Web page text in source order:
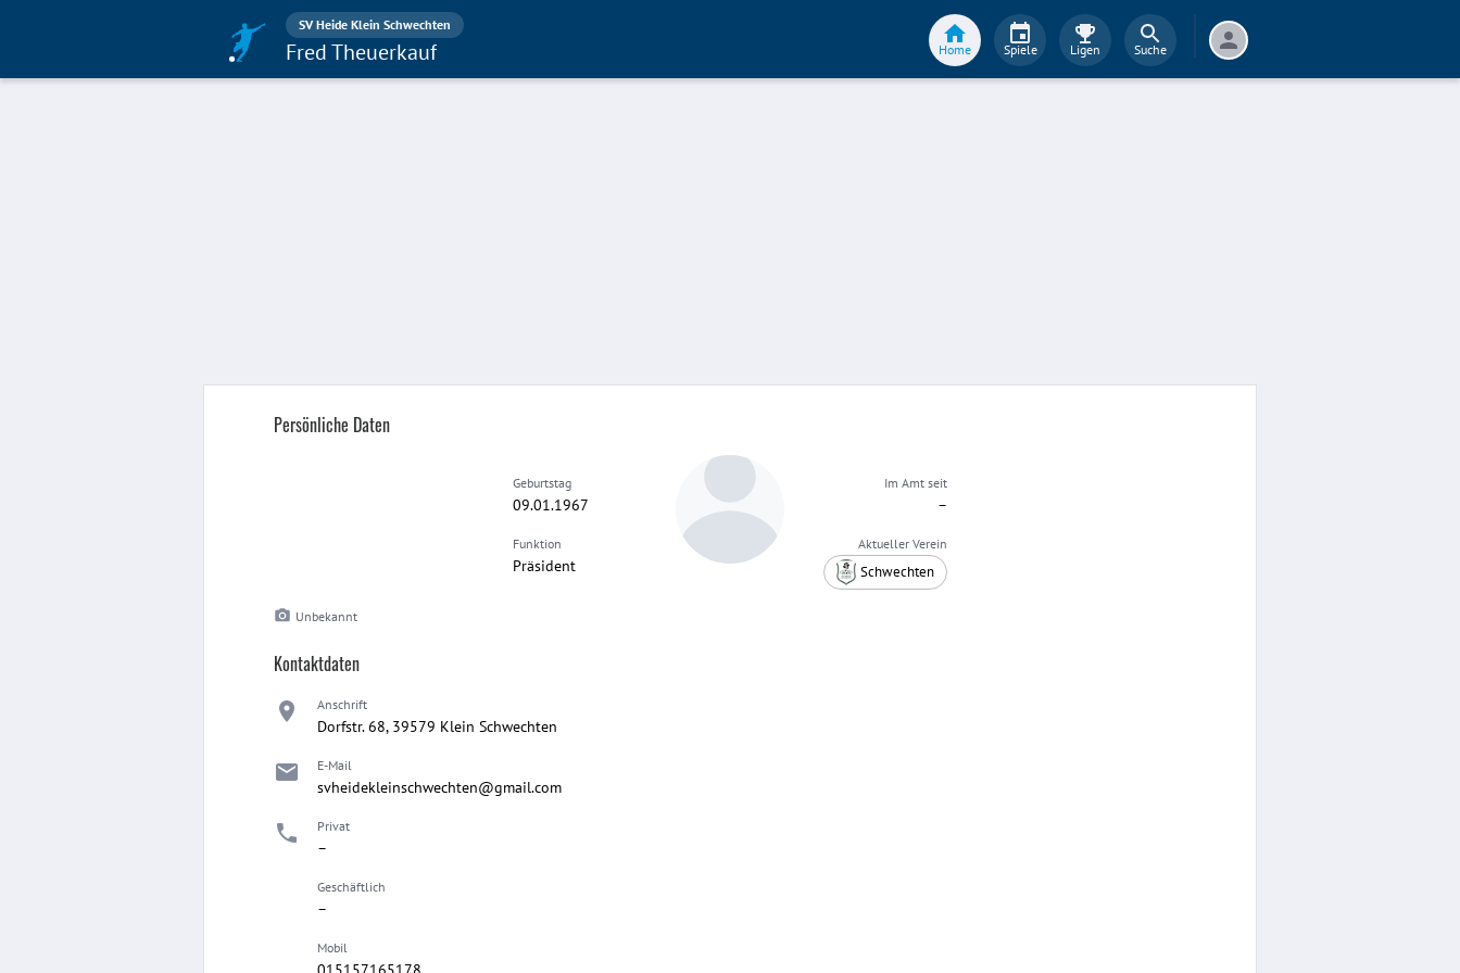
SV Heide Klein Schwechten
Fred Theuerkauf Home Spiele Ligen Suche
Persönliche Daten
Geburtstag
09.01.1967
Funktion
Präsident
Im Amt seit
–
Aktueller Verein
Schwechten
Unbekannt
Kontaktdaten
Anschrift
Dorfstr. 68, 39579 Klein Schwechten
E-Mail
svheidekleinschwechten@gmail.com
Privat
–
Geschäftlich
–
Mobil